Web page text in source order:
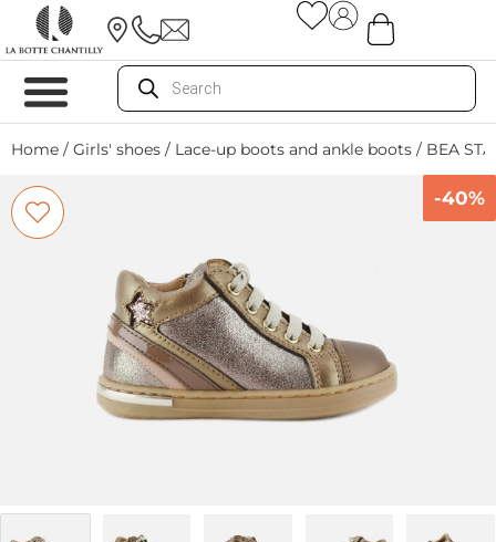
Home / Girls' shoes / Lace-up boots and ankle boots / BEA
-40%